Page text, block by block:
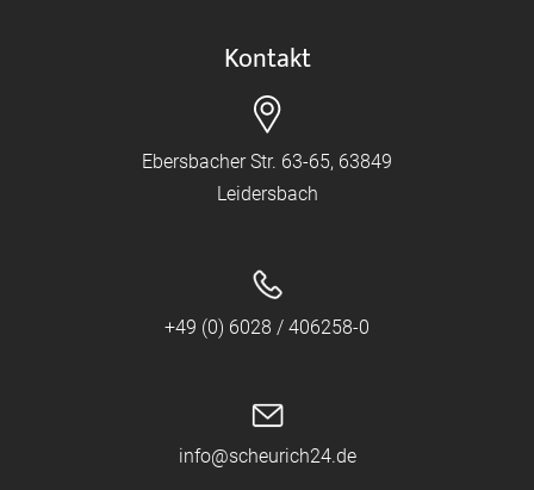
Kontakt
Ebersbacher Str. 63-65, 63849
Leidersbach
+49 (0) 6028 / 406258-0
info@scheurich24.de